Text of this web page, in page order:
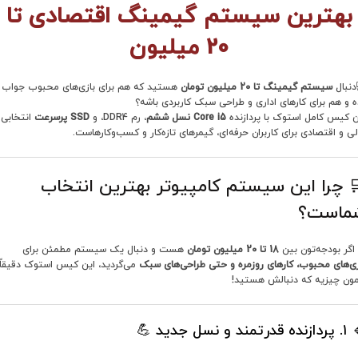
بهترین سیستم گیمینگ اقتصادی تا
20 میلیون
سیستم گیمینگ تا 20 میلیون تومان
هستید که هم برای بازی‌های محبوب جواب
و هم برای کارهای اداری و طراحی سبک کاربردی باشه؟
کیس کامل استوک با پردازنده Core i5 نسل ششم ، رم DDR4، و SSD پرسرعت
انتخابی
و اقتصادی برای کاربران حرفه‌ای، گیمرهای تازه‌کار و کسب‌و‌کارهاست.
چرا این سیستم کامپیوتر بهترین انتخاب
اگر بودجه‌تون بین 18 تا 20 میلیون تومان
هست و دنبال یک سیستم مطمئن برای
محبوب، کارهای روزمره و حتی طراحی‌های سبک می‌گردید، این کیس استوک دقیقاً
چیزیه که دنبالش هستید!
💪